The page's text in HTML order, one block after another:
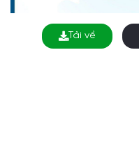
Tải về